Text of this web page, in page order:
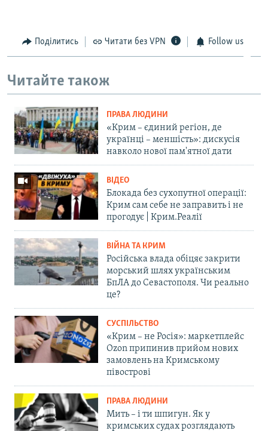
Поділитись Читати без VPN Follow us
Читайте також
ПРАВА ЛЮДИНИ
«Крим – єдиний регіон, де
українці – меншість»: дискусія
навколо нової пам'ятної дати
ВІДЕО
Блокада без сухопутної операції:
Крим сам себе не заправить і не
прогодує | Крим.Реалії
ВІЙНА ТА КРИМ
Російська влада обіцяє закрити
морський шлях українським
БпЛА до Севастополя. Чи реально
це?
СУСПІЛЬСТВО
«Крим – не Росія»: маркетплейс
Ozon припинив прийом нових
замовлень на Кримському
півострові
ПРАВА ЛЮДИНИ
Мить – і ти шпигун. Як у
кримських судах розглядають